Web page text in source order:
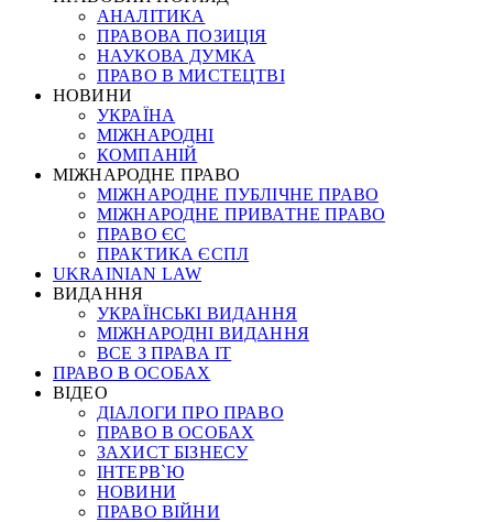
АНАЛІТИКА
ПРАВОВА ПОЗИЦІЯ
НАУКОВА ДУМКА
ПРАВО В МИСТЕЦТВІ
НОВИНИ
УКРАЇНА
МІЖНАРОДНІ
КОМПАНІЙ
МІЖНАРОДНЕ ПРАВО
МІЖНАРОДНЕ ПУБЛІЧНЕ ПРАВО
МІЖНАРОДНЕ ПРИВАТНЕ ПРАВО
ПРАВО ЄС
ПРАКТИКА ЄСПЛ
UKRAINIAN LAW
ВИДАННЯ
УКРАЇНСЬКІ ВИДАННЯ
МІЖНАРОДНІ ВИДАННЯ
ВСЕ З ПРАВА ІТ
ПРАВО В ОСОБАХ
ВІДЕО
ДІАЛОГИ ПРО ПРАВО
ПРАВО В ОСОБАХ
ЗАХИСТ БІЗНЕСУ
ІНТЕРВ`Ю
НОВИНИ
ПРАВО ВІЙНИ